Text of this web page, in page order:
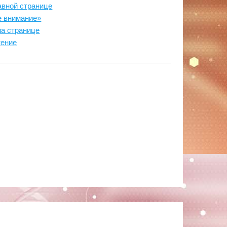
странице
внимание»
странице